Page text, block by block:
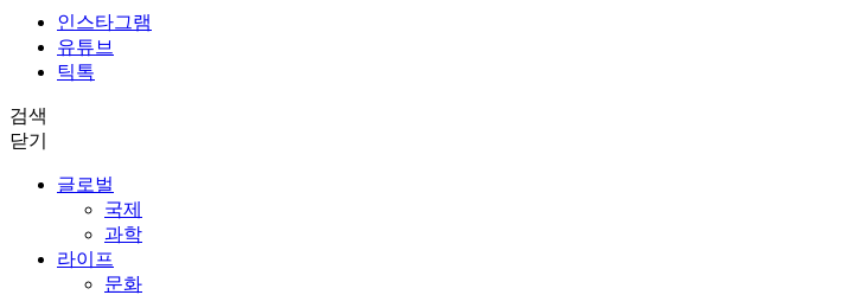
인스타그램
유튜브
틱톡
검색
닫기
글로벌
국제
과학
라이프
문화